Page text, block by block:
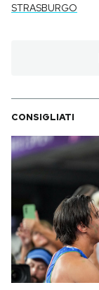
STRASBURGO
CONSIGLIATI